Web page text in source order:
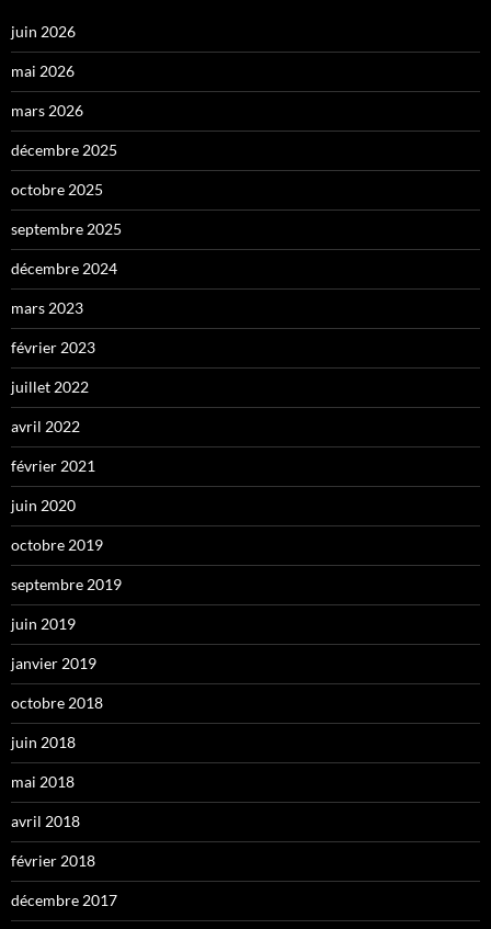
juin 2026
mai 2026
mars 2026
décembre 2025
octobre 2025
septembre 2025
décembre 2024
mars 2023
février 2023
juillet 2022
avril 2022
février 2021
juin 2020
octobre 2019
septembre 2019
juin 2019
janvier 2019
octobre 2018
juin 2018
mai 2018
avril 2018
février 2018
décembre 2017